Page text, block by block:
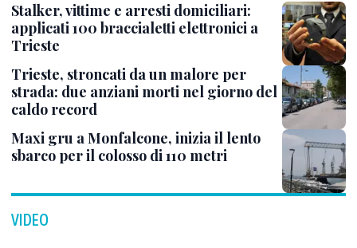
Stalker, vittime e arresti domiciliari:
applicati 100 braccialetti elettronici a
Trieste
Trieste, stroncati da un malore per
strada: due anziani morti nel giorno del
caldo record
Maxi gru a Monfalcone, inizia il lento
sbarco per il colosso di 110 metri
VIDEO